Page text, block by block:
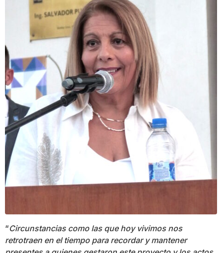
“Circunstancias como las que hoy vivimos nos
retrotraen en el tiempo para recordar y mantener